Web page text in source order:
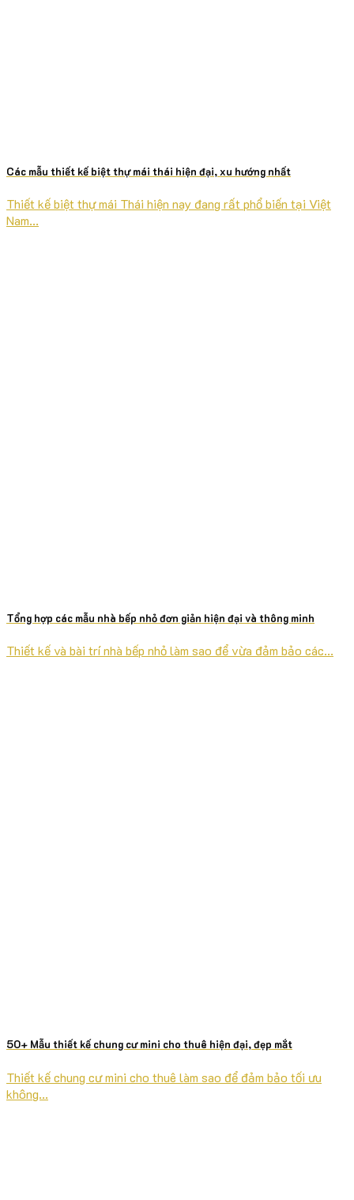
Các mẫu thiết kế biệt thự mái thái hiện đại, xu hướng nhất
Thiết kế biệt thự mái Thái hiện nay đang rất phổ biến tại Việt
Nam...
Tổng hợp các mẫu nhà bếp nhỏ đơn giản hiện đại và thông minh
Thiết kế và bài trí nhà bếp nhỏ làm sao để vừa đảm bảo các...
50+ Mẫu thiết kế chung cư mini cho thuê hiện đại, đẹp mắt
Thiết kế chung cư mini cho thuê làm sao để đảm bảo tối ưu
không...